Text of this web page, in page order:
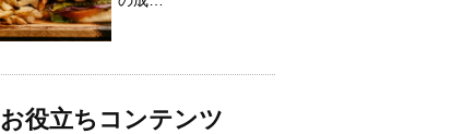
お役立ちコンテンツ